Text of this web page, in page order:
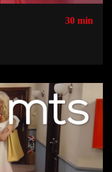
30 min